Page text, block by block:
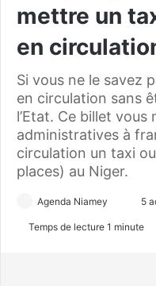
mettre un
en
Si vous ne le savez
en circulation sans
l’Etat. Ce billet
administratives à
circulation un taxi
places) au Niger.
Agenda Niamey
n
5
Temps de lecture 1 minute